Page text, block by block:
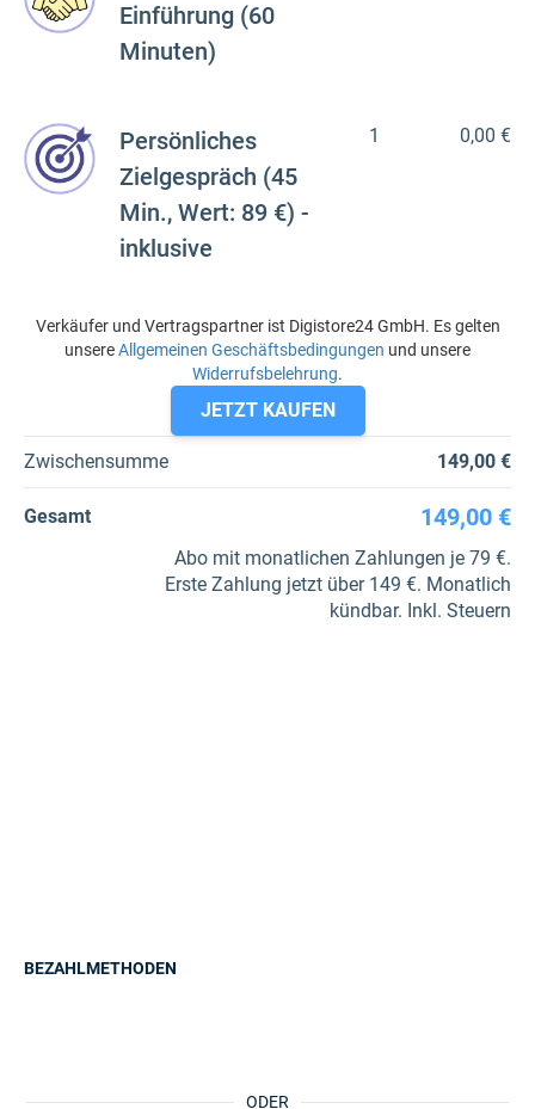
Einführung (60
Minuten)
Persönliches
Zielgespräch (45
Min., Wert: 89 €) -
inklusive
1 0,00 €
Verkäufer und Vertragspartner ist Digistore24 GmbH. Es gelten
unsereAllgemeinen Geschäftsbedingungen und unsere
Widerrufsbelehrung.
JETZT KAUFEN
Zwischensumme 149,00 €
Gesamt 149,00 €
Abo mit monatlichen Zahlungen je 79 €.
Erste Zahlung jetzt über 149 €. Monatlich
kündbar. Inkl. Steuern
ODER
BEZAHLMETHODEN